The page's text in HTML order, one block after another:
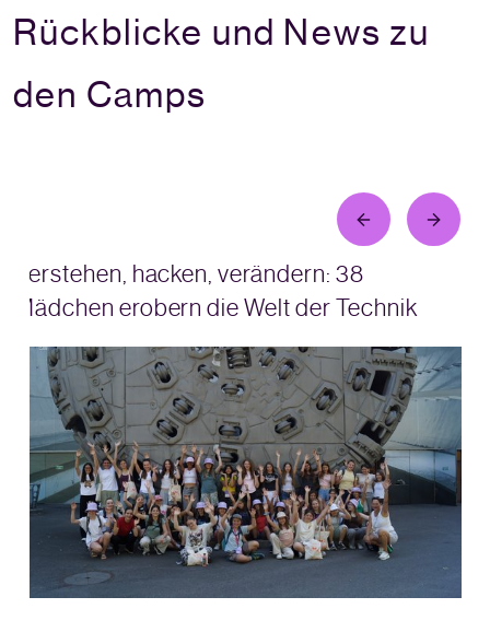
Rückblicke und News zu
den Camps
Verstehen, hacken, verändern: 38
Mädchen erobern die Welt der Technik